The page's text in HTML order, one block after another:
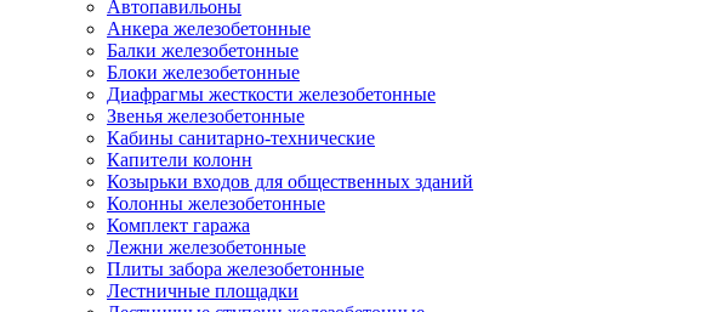
Автопавильоны
Анкера железобетонные
Балки железобетонные
Блоки железобетонные
Диафрагмы жесткости железобетонные
Звенья железобетонные
Кабины санитарно-технические
Капители колонн
Козырьки входов для общественных зданий
Колонны железобетонные
Комплект гаража
Лежни железобетонные
Плиты забора железобетонные
Лестничные площадки